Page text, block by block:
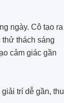
ngày. Cô tạo ra
thử thách sáng
cảm giác gần
trí dễ gần, thu